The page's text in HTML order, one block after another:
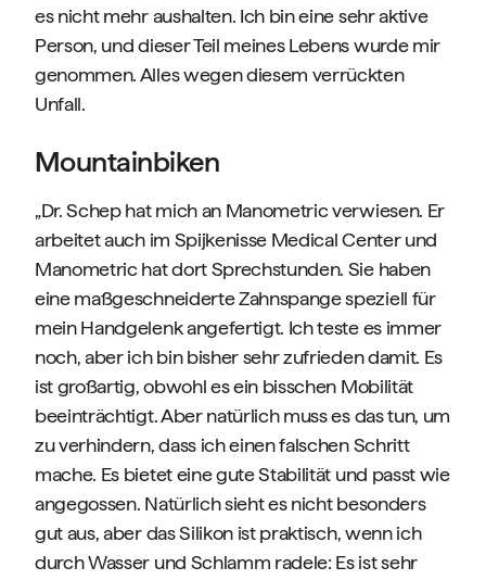
es nicht mehr aushalten. Ich bin eine sehr aktive
Person, und dieser Teil meines Lebens wurde mir
genommen. Alles wegen diesem verrückten
Unfall.
Mountainbiken
„Dr. Schep hat mich an Manometric verwiesen. Er
arbeitet auch im Spijkenisse Medical Center und
Manometric hat dort Sprechstunden. Sie haben
eine maßgeschneiderte Zahnspange speziell für
mein Handgelenk angefertigt. Ich teste es immer
noch, aber ich bin bisher sehr zufrieden damit. Es
ist großartig, obwohl es ein bisschen Mobilität
beeinträchtigt. Aber natürlich muss es das tun, um
zu verhindern, dass ich einen falschen Schritt
mache. Es bietet eine gute Stabilität und passt wie
angegossen. Natürlich sieht es nicht besonders
gut aus, aber das Silikon ist praktisch, wenn ich
durch Wasser und Schlamm radele: Es ist sehr